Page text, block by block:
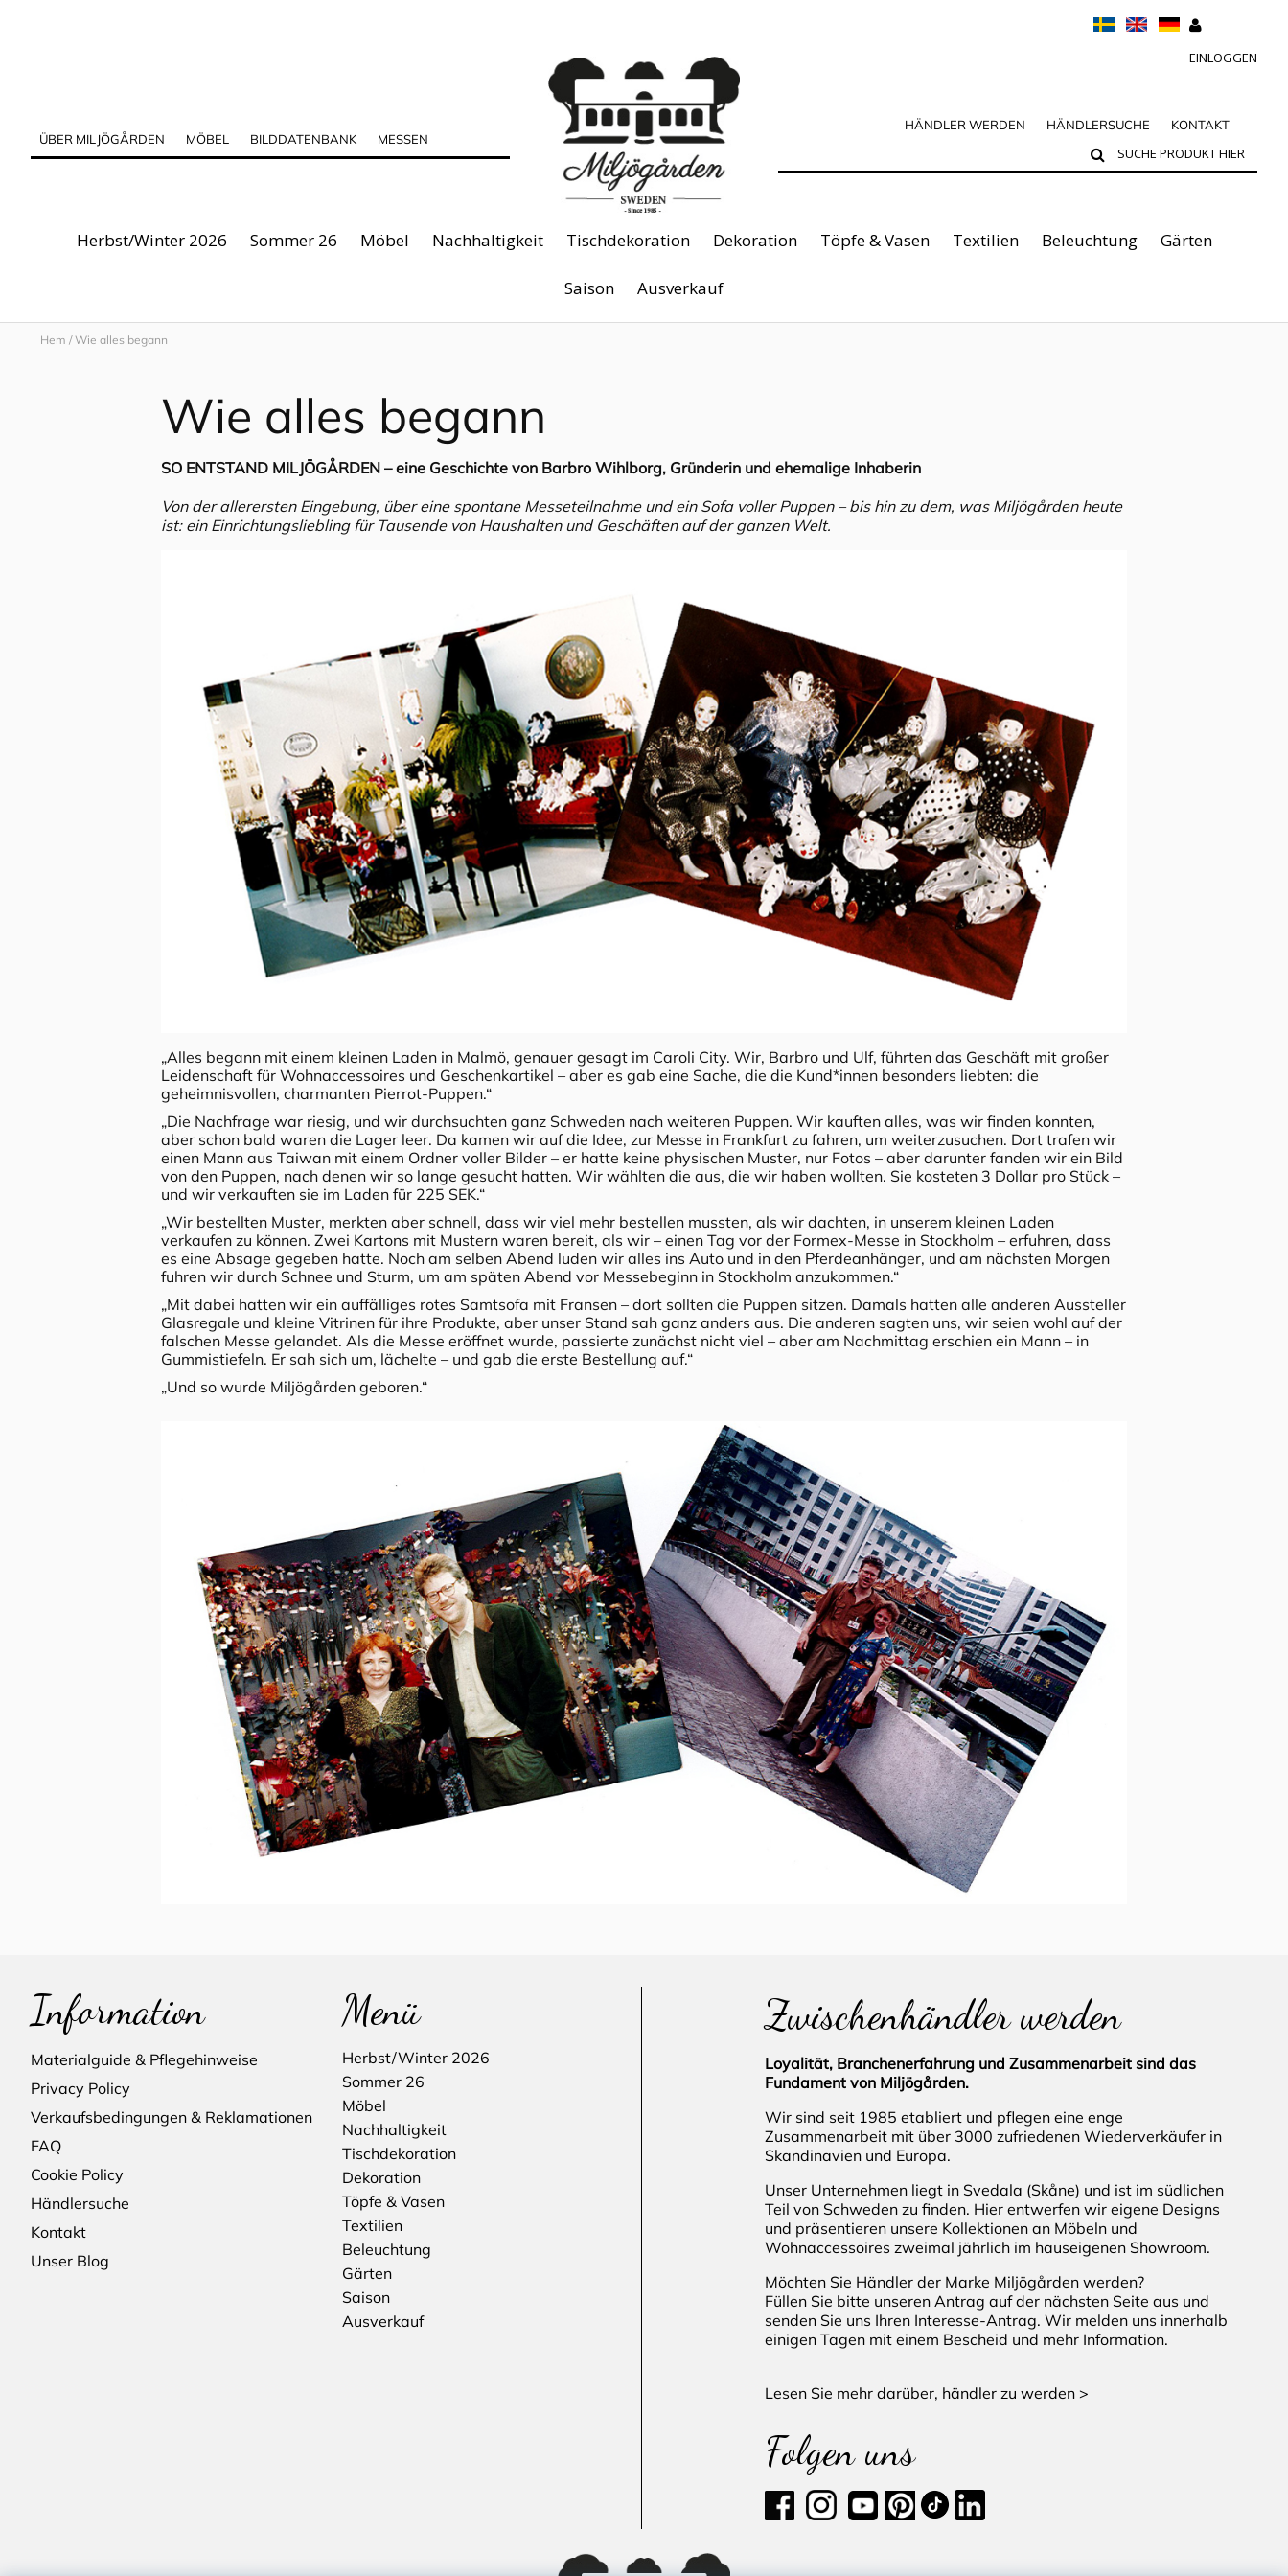
EINLOGGEN
ÜBER MILJÖGÅRDEN MÖBEL BILDDATENBANK MESSEN
HÄNDLER WERDEN HÄNDLERSUCHE KONTAKT
Herbst/Winter 2026 Sommer 26 Möbel Nachhaltigkeit Tischdekoration Dekoration Töpfe & Vasen Textilien Beleuchtung Gärten
Saison Ausverkauf
Hem /Wie alles begann
Wie alles begann
SO ENTSTAND MILJÖGÅRDEN – eine Geschichte von Barbro Wihlborg, Gründerin und ehemalige Inhaberin
Von der allerersten Eingebung, über eine spontane Messeteilnahme und ein Sofa voller Puppen – bis hin zu dem, was Miljögården heute
ist: ein Einrichtungsliebling für Tausende von Haushalten und Geschäften auf der ganzen Welt.
„Alles begann mit einem kleinen Laden in Malmö, genauer gesagt im Caroli City. Wir, Barbro und Ulf, führten das Geschäft mit großer
Leidenschaft für Wohnaccessoires und Geschenkartikel – aber es gab eine Sache, die die Kund*innen besonders liebten: die
geheimnisvollen, charmanten Pierrot-Puppen.“
„Die Nachfrage war riesig, und wir durchsuchten ganz Schweden nach weiteren Puppen. Wir kauften alles, was wir finden konnten,
aber schon bald waren die Lager leer. Da kamen wir auf die Idee, zur Messe in Frankfurt zu fahren, um weiterzusuchen. Dort trafen wir
einen Mann aus Taiwan mit einem Ordner voller Bilder – er hatte keine physischen Muster, nur Fotos – aber darunter fanden wir ein Bild
von den Puppen, nach denen wir so lange gesucht hatten. Wir wählten die aus, die wir haben wollten. Sie kosteten 3 Dollar pro Stück –
und wir verkauften sie im Laden für 225 SEK.“
„Wir bestellten Muster, merkten aber schnell, dass wir viel mehr bestellen mussten, als wir dachten, in unserem kleinen Laden
verkaufen zu können. Zwei Kartons mit Mustern waren bereit, als wir – einen Tag vor der Formex-Messe in Stockholm – erfuhren, dass
es eine Absage gegeben hatte. Noch am selben Abend luden wir alles ins Auto und in den Pferdeanhänger, und am nächsten Morgen
fuhren wir durch Schnee und Sturm, um am späten Abend vor Messebeginn in Stockholm anzukommen.“
„Mit dabei hatten wir ein auffälliges rotes Samtsofa mit Fransen – dort sollten die Puppen sitzen. Damals hatten alle anderen Aussteller
Glasregale und kleine Vitrinen für ihre Produkte, aber unser Stand sah ganz anders aus. Die anderen sagten uns, wir seien wohl auf der
falschen Messe gelandet. Als die Messe eröffnet wurde, passierte zunächst nicht viel – aber am Nachmittag erschien ein Mann – in
Gummistiefeln. Er sah sich um, lächelte – und gab die erste Bestellung auf.“
„Und so wurde Miljögården geboren.“
Information
Materialguide & Pflegehinweise
Privacy Policy
Verkaufsbedingungen & Reklamationen
FAQ
Cookie Policy
Händlersuche
Kontakt
Unser Blog
Menü
Herbst/Winter 2026
Sommer 26
Möbel
Nachhaltigkeit
Tischdekoration
Dekoration
Töpfe & Vasen
Textilien
Beleuchtung
Gärten
Saison
Ausverkauf
Zwischenhändler werden
Loyalität, Branchenerfahrung und Zusammenarbeit sind das
Fundament von Miljögården.
Wir sind seit 1985 etabliert und pflegen eine enge
Zusammenarbeit mit über 3000 zufriedenen Wiederverkäufer in
Skandinavien und Europa.
Unser Unternehmen liegt in Svedala (Skåne) und ist im südlichen
Teil von Schweden zu finden. Hier entwerfen wir eigene Designs
und präsentieren unsere Kollektionen an Möbeln und
Wohnaccessoires zweimal jährlich im hauseigenen Showroom.
Möchten Sie Händler der Marke Miljögården werden?
Füllen Sie bitte unseren Antrag auf der nächsten Seite aus und
senden Sie uns Ihren Interesse-Antrag. Wir melden uns innerhalb
einigen Tagen mit einem Bescheid und mehr Information.
Lesen Sie mehr darüber, händler zu werden >
Folgen uns